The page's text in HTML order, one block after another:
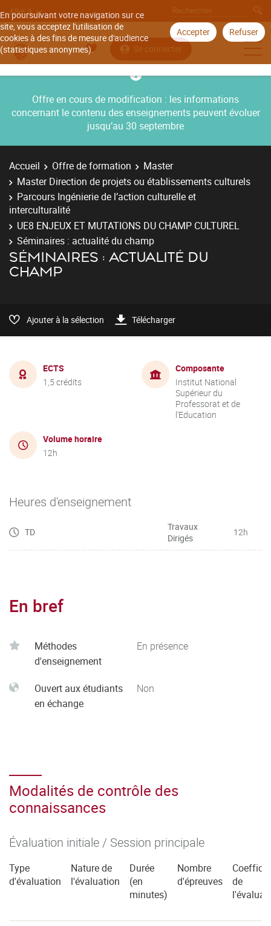
En poursuivant votre navigation sur ce
site, vous acceptez l'utilisation de
cookies à des fins de mesure d'audience
(statistiques anonymes).
Accepter Refuser
Aller à
Se connecter
Offre en cours de modification : les informations
concernant le contenu des enseignements peuvent évoluer
jusqu’au 30 septembre
Accueil Offre de formation
Master
Master Direction de projets ou établissements culturels
Parcours Ingénierie de l’action culturelle et
interculturalité
UE8 ENJEUX ET MUTATIONS DU CHAMP CULTUREL
Séminaires : actualité du champ
SÉMINAIRES : ACTUALITÉ DU
CHAMP
Ajouter à la sélection Télécharger
ECTS
1,5 crédits
Composante
Institut National
Supérieur du
Professorat et de
l'Education
Volume horaire
12h
Heures d'enseignement
TD
Travaux
Dirigés
12h
En bref
Méthodes
d'enseignement
En présence
Ouvert aux étudiants
en échange
Non
Modalités de contrôle des
connaissances
Évaluation initiale / Session principale
Type
d'évaluation
Nature de
l'évaluation
Durée
(en
minutes)
Nombre
d'épreuves
de